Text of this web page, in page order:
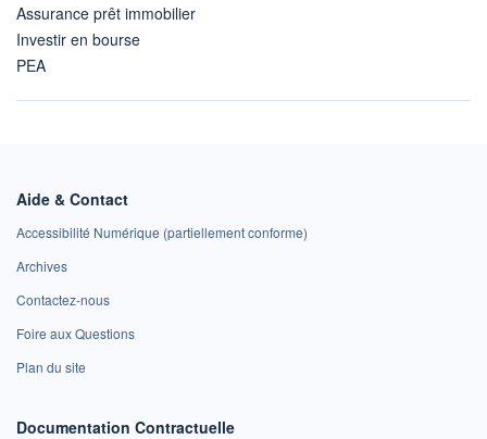
Assurance prêt immobilier
Investir en bourse
PEA
Aide & Contact
Accessibilité Numérique (partiellement conforme)
Archives
Contactez-nous
Foire aux Questions
Plan du site
Documentation Contractuelle